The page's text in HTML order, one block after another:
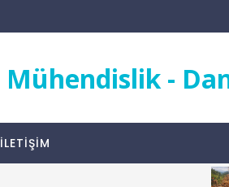
Mühendislik -
İLETİŞİM